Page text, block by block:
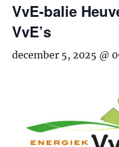
VvE-balie
VvE’s
december 5, 2025 @